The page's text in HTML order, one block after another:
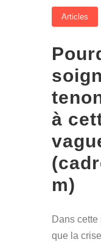
Articles
à
m)
Dans
que la